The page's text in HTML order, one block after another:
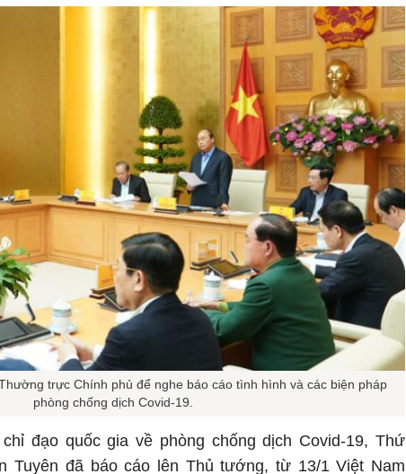
trực Chính phủ để nghe báo cáo tình hình và các biện pháp
phòng chống dịch Covid-19.
đạo quốc gia về phòng chống dịch Covid-19, Thứ
Tuyên đã báo cáo lên Thủ tướng, từ 13/1 Việt Nam